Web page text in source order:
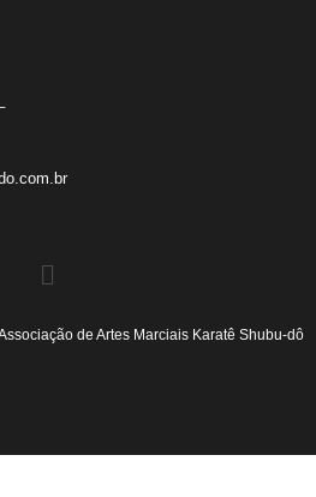
de Artes Marciais Karatê Shubu-dô